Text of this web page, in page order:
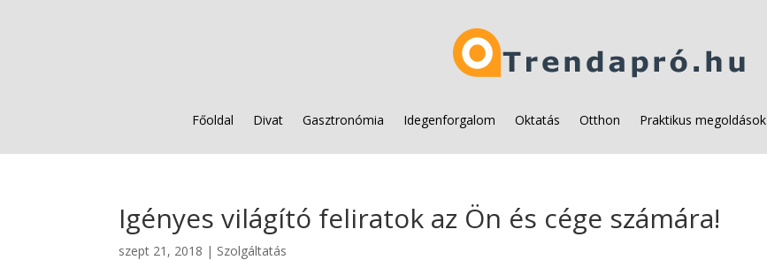
Főoldal Divat Gasztronómia Idegenforgalom Oktatás Otthon Praktikus megoldások
Igényes világító feliratok az Ön és cége számára!
szept 21, 2018 | Szolgáltatás